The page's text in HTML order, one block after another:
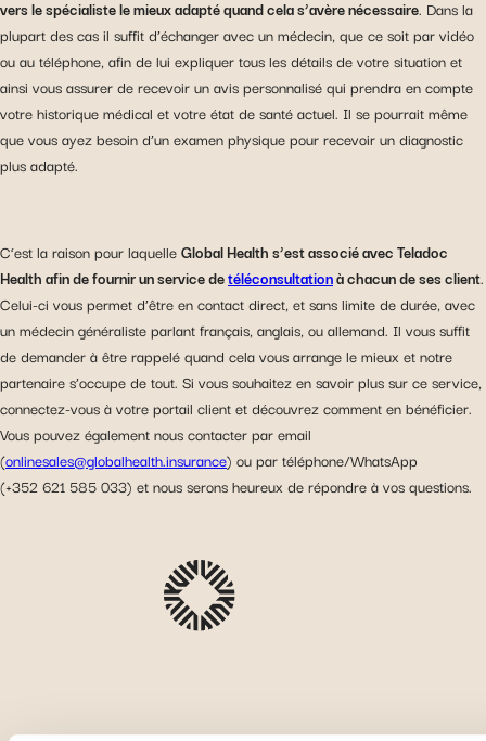
vers le spécialiste le mieux adapté quand cela s’avère nécessaire. Dans la
plupart des cas il suffit d’échanger avec un médecin, que ce soit par vidéo
ou au téléphone, afin de lui expliquer tous les détails de votre situation et
ainsi vous assurer de recevoir un avis personnalisé qui prendra en compte
votre historique médical et votre état de santé actuel. Il se pourrait même
que vous ayez besoin d’un examen physique pour recevoir un diagnostic
plus adapté.
C‘est la raison pour laquelleGlobal Health s’est associé avec Teladoc
Health afin de fournir un service detéléconsultationà chacun de ses client.
Celui-ci vous permet d’être en contact direct, et sans limite de durée, avec
un médecin généraliste parlant français, anglais, ou allemand. Il vous suffit
de demander à être rappelé quand cela vous arrange le mieux et notre
partenaire s’occupe de tout. Si vous souhaitez en savoir plus sur ce service,
connectez-vous à votre portail client et découvrez comment en bénéficier.
Vous pouvez également nous contacter par email
(onlinesales@globalhealth.insurance) ou par téléphone/WhatsApp
(+352 621 585 033) et nous serons heureux de répondre à vos questions.